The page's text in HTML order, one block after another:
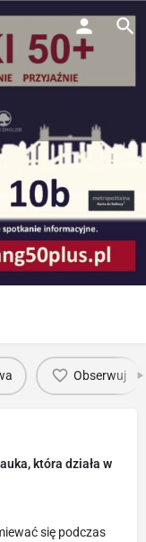
Obserwuj
która działa w
się podczas